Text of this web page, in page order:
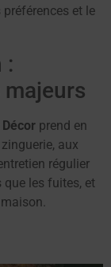
et le
:
prend en
aux
régulier
que les fuites, et